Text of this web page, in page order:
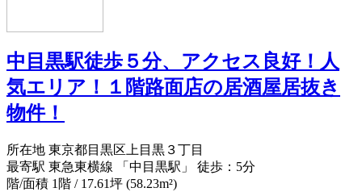
中目黒駅徒歩５分、アクセス良好！人
気エリア！１階路面店の居酒屋居抜き
物件！
所在地 東京都目黒区上目黒３丁目
最寄駅 東急東横線 「中目黒駅」 徒歩：5分
階/面積 1階 / 17.61坪 (58.23m²)